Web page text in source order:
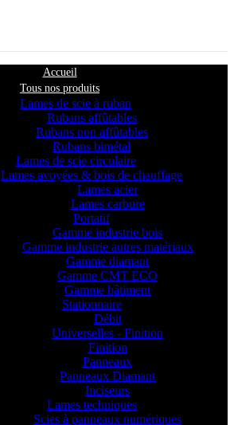
Accueil
Tous nos produits
Lames de scie à ruban
Rubans affûtables
Rubans non affûtables
Rubans bimétal
Lames de scie circulaire
Lames avoyées & bois de chauffage
Lames acier
Lames carbure
Portatif
Gamme industrie bois
Gamme industrie autres matériaux
Gamme diamant
Gamme CMT ECO
Gamme bâtiment
Stationnaire
Débit
Universelles - Finition
Finition
Panneaux
Panneaux Diamant
Inciseurs
Lames techniques
Scies à panneaux numériques